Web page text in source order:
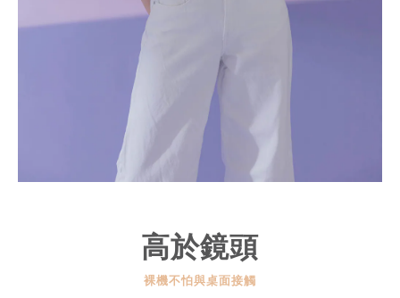
高於鏡頭
裸機不怕與桌面接觸